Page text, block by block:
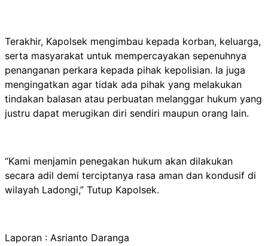
Terakhir, Kapolsek mengimbau kepada korban, keluarga,
serta masyarakat untuk mempercayakan sepenuhnya
penanganan perkara kepada pihak kepolisian. Ia juga
mengingatkan agar tidak ada pihak yang melakukan
tindakan balasan atau perbuatan melanggar hukum yang
justru dapat merugikan diri sendiri maupun orang lain.
“Kami menjamin penegakan hukum akan dilakukan
secara adil demi terciptanya rasa aman dan kondusif di
wilayah Ladongi,” Tutup Kapolsek.
Laporan : Asrianto Daranga